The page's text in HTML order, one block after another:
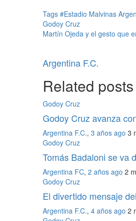
Tags #Estadio Malvinas
Godoy Cruz
Martín Ojeda y el gesto que
Argentina F.C.
Related posts
Godoy Cruz
Godoy Cruz avanza
Argentina F.C., 3 años ago 3
Godoy Cruz
Tomás Badaloni se va
Argentina FC, 2 años ago 2
Godoy Cruz
El divertido mensaje
Argentina F.C., 4 años ago 2